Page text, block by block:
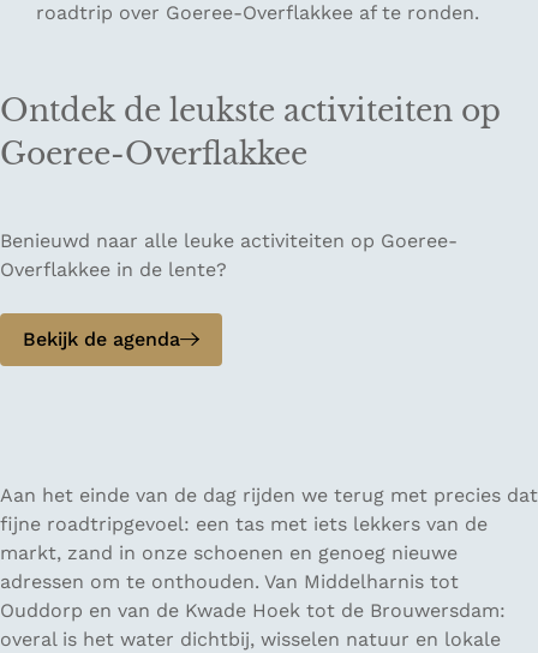
roadtrip over Goeree-Overflakkee af te ronden.
Ontdek de leukste activiteiten op
Goeree-Overflakkee
Benieuwd naar alle leuke activiteiten op Goeree-
Overflakkee in de lente?
Bekijk de agenda
Aan het einde van de dag rijden we terug met precies dat
fijne roadtripgevoel: een tas met iets lekkers van de
markt, zand in onze schoenen en genoeg nieuwe
adressen om te onthouden. Van Middelharnis tot
Ouddorp en van de Kwade Hoek tot de Brouwersdam:
overal is het water dichtbij, wisselen natuur en lokale